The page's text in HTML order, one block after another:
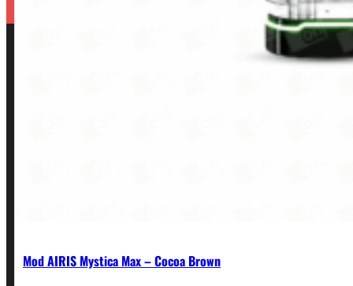
Mod AIRIS Mystica Max – Cocoa Brown